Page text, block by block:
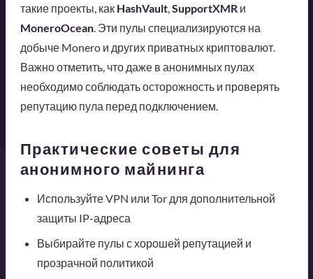
такие проекты, как HashVault,SupportXMRи
MoneroOcean. Эти пулы специализируются на
добыче Monero и других приватных криптовалют.
Важно отметить, что даже в анонимных пулах
необходимо соблюдать осторожность и проверять
репутацию пула перед подключением.
Практические советы для
анонимного майнинга
Используйте VPN или Tor для дополнительной
защиты IP-адреса
Выбирайте пулы с хорошей репутацией и
прозрачной политикой